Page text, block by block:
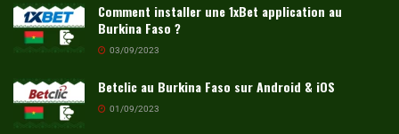
Comment installer une 1xBet application au
Burkina Faso ?
03/09/2023
Betclic au Burkina Faso sur Android & iOS
01/09/2023